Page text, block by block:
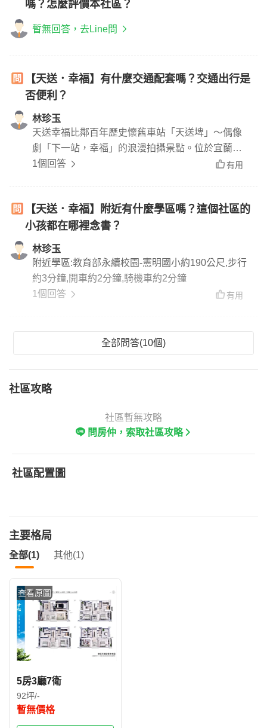
嗎？怎麼評價本社區？
暫無回答，去Line問
【天送．幸福】有什麼交通配套嗎？交通出行是
否便利？
林珍玉
天送幸福比鄰百年歷史懷舊車站「天送埤」～偶像
劇「下一站，幸福」的浪漫拍攝景點。位於宜蘭三
星鄉，坐享雪山山脈的水源及自然景觀，生活在這
舟、散步、森林浴、湖畔浪漫；生活動靜皆宜、多
姿多彩。感受天地風光、人文自然薈萃，天送幸福
讓居住者懷擁一隅幸福秘境。
1個回答 有用
【天送．幸福】附近有什麼學區嗎？這個社區的
小孩都在哪裡念書？
林珍玉
附近學區:教育部永續校園-憲明國小約190公尺,步行
約3分鐘,開車約2分鐘,騎機車約2分鐘
1個回答
有用
全部問答(10個)
社區攻略
社區暫無攻略
問房仲，索取社區攻略
社區配置圖
主要格局
全部(1) 其他(1)
查看原圖
5房3廳7衛
92坪/-
暫無價格